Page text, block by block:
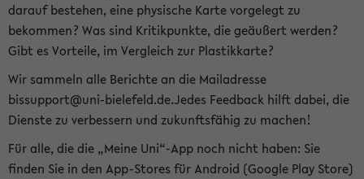
darauf bestehen, eine physische Karte vorgelegt zu
bekommen? Was sind Kritikpunkte, die geäußert werden?
Gibt es Vorteile, im Vergleich zur Plastikkarte?
Wir sammeln alle Berichte an die Mailadresse
bissupport@uni-bielefeld.de.Jedes Feedback hilft dabei, die
Dienste zu verbessern und zukunftsfähig zu machen!
Für alle, die die „Meine Uni“-App noch nicht haben: Sie
finden Sie in den App-Stores für Android (Google Play Store)